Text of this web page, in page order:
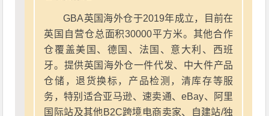
GBA英国海外仓于2019年成立，目前在
英国自营仓总面积30000平方米。其他合作
仓覆盖美国、德国、法国、意大利、西班
牙。提供英国海外仓一件代发、中大件产品
仓储，退货换标，产品检测，清库存等服
务，特别适合亚马逊、速卖通、eBay、阿里
国际站及其他B2C跨境电商卖家、自建站/独